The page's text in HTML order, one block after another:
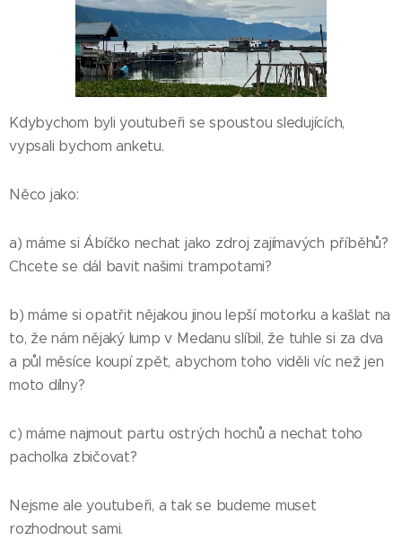
Kdybychom byli youtubeři se spoustou sledujících,
vypsali bychom anketu.
Něco jako:
a) máme si Ábíčko nechat jako zdroj zajímavých příběhů?
Chcete se dál bavit našimi trampotami?
b) máme si opatřit nějakou jinou lepší motorku a kašlat na
to, že nám nějaký lump v Medanu slíbil, že tuhle si za dva
a půl měsíce koupí zpět, abychom toho viděli víc než jen
moto dílny?
c) máme najmout partu ostrých hochů a nechat toho
pacholka zbičovat?
Nejsme ale youtubeři, a tak se budeme muset
rozhodnout sami.